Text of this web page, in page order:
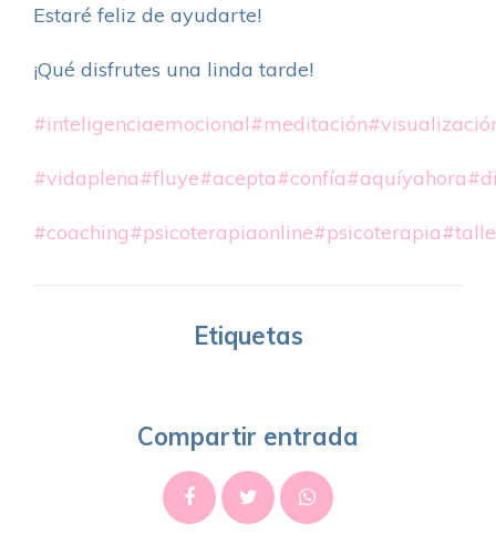
Estaré feliz de ayudarte!
¡Qué disfrutes una linda tarde!
#inteligenciaemocional#meditación
#vidaplena#fluye#acepta#confía#aquíyahora
#coaching#psicoterapiaonline#psicoterapia
Etiquetas
Compartir entrada